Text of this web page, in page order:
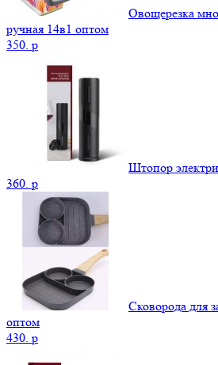
Овощерезка
ручная 14в1 оптом
350. p
Штопор
360. p
Сковорода для
оптом
430. p